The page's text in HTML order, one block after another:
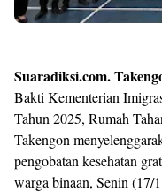
Suaradiksi.com.
Bakti Kementerian
Tahun 2025, Rumah
Takengon
pengobatan kesehatan
warga binaan, Senin (17/